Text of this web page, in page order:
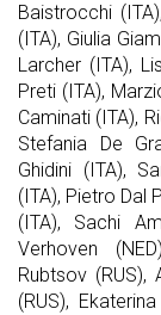
Baistrocchi
(ITA), Giulia
Larcher (ITA),
Preti (ITA),
Caminati (ITA),
Stefania De
Ghidini (ITA),
(ITA), Pietro Dal
(ITA), Sachi
Verhoven
Rubtsov (RUS),
(RUS),